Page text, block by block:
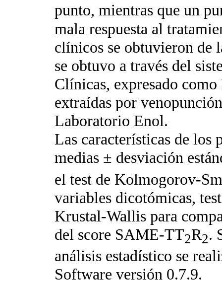
punto, mientras que un
mala respuesta al
clínicos se obtuvieron de
se obtuvo a través del
Clínicas, expresado
extraídas por
Laboratorio Enol.
Las características de los
medias ± desviación
el test de Kolmogorov-
variables dicotómicas,
Krustal-Wallis para
del score SAME-TT2R2.
análisis estadístico se
Software versión 0.7.9.